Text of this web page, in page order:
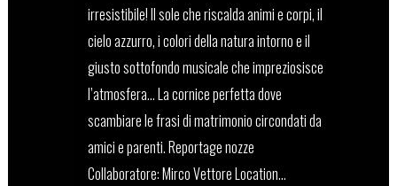
irresistibile! Il sole che riscalda animi e corpi, il
cielo azzurro, i colori della natura intorno e il
giusto sottofondo musicale che impreziosisce
l’atmosfera… La cornice perfetta dove
scambiare le frasi di matrimonio circondati da
amici e parenti. Reportage nozze
Collaboratore: Mirco Vettore Location...